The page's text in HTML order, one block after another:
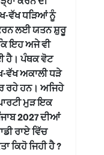
ਵੱਖ ਧੜਿਆਂ ਨੂੰ
ਲਈ ਯਤਨ ਸ਼ੁਰੂ
ਇਹ ਅਜੇ ਵੀ
ਹੈ। ਪੰਥਕ ਵੋਟ
ਵੱਖ ਅਕਾਲੀ ਧੜੇ
ਰਹੇ ਹਨ। ਅਜਿਹੇ
ਮੁੜ ਇਕ
2027 ਦੀਆਂ
ਰਾਏ ਵਿੱਚ
ਕਿਹੋ ਜਿਹੀ ਹੈ ?